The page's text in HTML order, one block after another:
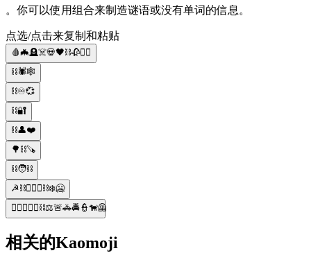
。你可以使用组合来制造谜语或没有单词的信息。
点选/点击来复制和粘贴
🩸🦇🪦☠️💀🖤⛓️🥀🧛‍♀️
⛓️🕷️🕸️
⛓️♾️💞
⛓️🔐
⛓️👤❤️
🌳⛓️🪚
⛓️🧑⛓️
☭⛓️👮🏼‍♂️⛓️❄️🥶
👨‍⚖️👮🏽‍♀️⛓️⚖️🚨🚓🚔👮🐕‍🦺
相关的Kaomoji